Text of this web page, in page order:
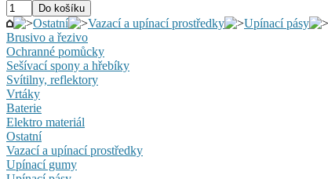
Ostatní Vazací a upínací prostředky Upínací pásy
Brusivo a řezivo
Ochranné pomůcky
Sešívací spony a hřebíky
Svítilny, reflektory
Vrtáky
Baterie
Elektro materiál
Ostatní
Vazací a upínací prostředky
Upínací gumy